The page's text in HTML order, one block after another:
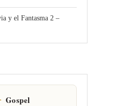
y el Fantasma 2 –
Gospel